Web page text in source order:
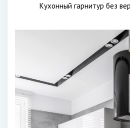
Кухонный гарнитур без